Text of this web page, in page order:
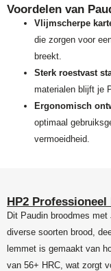
Voordelen van
Vlijmscherpe
die zorgen voor
breekt.
Sterk roestvast
materialen blijft je
Ergonomisch
optimaal
vermoeidheid.
HP2
Dit Paudin broodmes
diverse soorten brood,
lemmet is gemaakt van
van 56+ HRC, wat zorgt